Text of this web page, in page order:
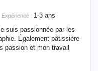
Expérience : 1-3 ans
suis passionnée par les
Également pâtissière
passion et mon travail